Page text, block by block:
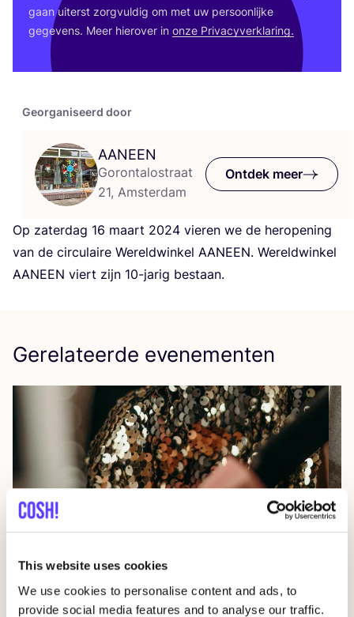
This website uses cookies
We use cookies to personalise content and ads, to
provide social media features and to analyse our traffic.
Georganiseerd door
AANEEN
Gorontalostraat
21, Amsterdam
Ontdek meer
Op zater­dag 16 maart 2024 vie­ren we de her­o­pe­ning
van de cir­cu­lai­re Wereld­win­kel AAN­EEN. Wereld­win­kel
AAN­EEN viert zijn 10-jarig bestaan.
gaan uiterst zorg­vul­dig om met uw per­soon­lij­ke
gege­vens. Meer hier­over in onze Pri­va­cy­ver­kla­ring.
Gerelateerde evenementen
Okazi op Pukkelpop: fix je festivallook